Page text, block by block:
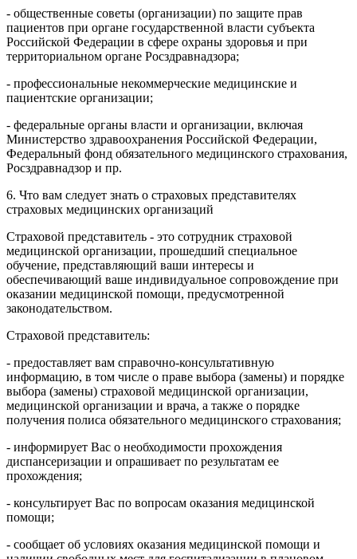
- общественные советы (организации) по защите прав
пациентов при органе государственной власти субъекта
Российской Федерации в сфере охраны здоровья и при
территориальном органе Росздравнадзора;
- профессиональные некоммерческие медицинские и
пациентские организации;
- федеральные органы власти и организации, включая
Министерство здравоохранения Российской Федерации,
Федеральный фонд обязательного медицинского страхования,
Росздравнадзор и пр.
6. Что вам следует знать о страховых представителях
страховых медицинских организаций
Страховой представитель - это сотрудник страховой
медицинской организации, прошедший специальное
обучение, представляющий ваши интересы и
обеспечивающий ваше индивидуальное сопровождение при
оказании медицинской помощи, предусмотренной
законодательством.
Страховой представитель:
- предоставляет вам справочно-консультативную
информацию, в том числе о праве выбора (замены) и порядке
выбора (замены) страховой медицинской организации,
медицинской организации и врача, а также о порядке
получения полиса обязательного медицинского страхования;
- информирует Вас о необходимости прохождения
диспансеризации и опрашивает по результатам ее
прохождения;
- консультирует Вас по вопросам оказания медицинской
помощи;
- сообщает об условиях оказания медицинской помощи и